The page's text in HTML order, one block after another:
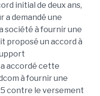
initial de deux ans,
a demandé une
société à fournir une
proposé un accord à
accordé cette
à fournir une
contre le versement